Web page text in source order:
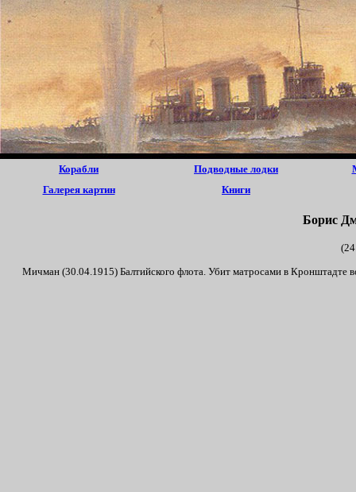
Корабли Подводные лодки
Галерея картин
Книги
Борис
Мичман (30.04.1915) Балтийского флота. Убит матросами в Кронштадте